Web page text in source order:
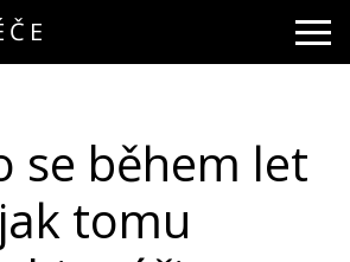
se během let
tomu